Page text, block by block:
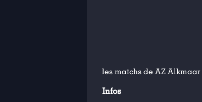
les matchs de AZ Alkmaar
Infos